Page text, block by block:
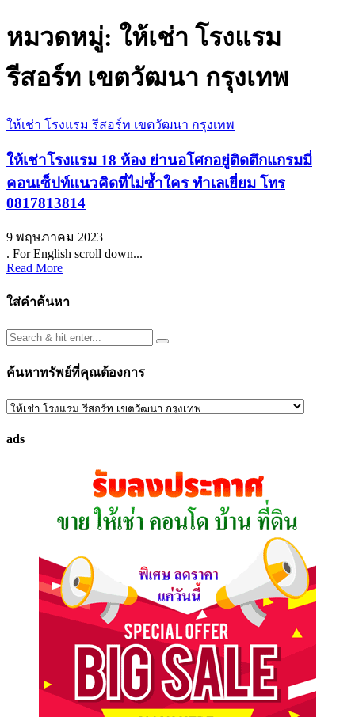
หมวดหมู่: ให้เช่า โรงแรม
รีสอร์ท เขตวัฒนา กรุงเทพ
ให้เช่า โรงแรม รีสอร์ท เขตวัฒนา กรุงเทพ
ให้เช่าโรงแรม 18 ห้อง ย่านอโศกอยู่ติดตึกแกรมมี่
คอนเซ็ปท์แนวคิดที่ไม่ซ้ำใคร ทำเลเยี่ยม โทร
0817813814
9 พฤษภาคม 2023
. For English scroll down...
Read More
ใส่คำค้นหา
ค้นหาทรัพย์ที่คุณต้องการ
ค้นหา
ที่
ads